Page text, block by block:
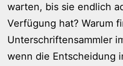
warten, bis sie endlich
Verfügung hat? Warum
Unterschriftensammler
wenn die Entscheidung